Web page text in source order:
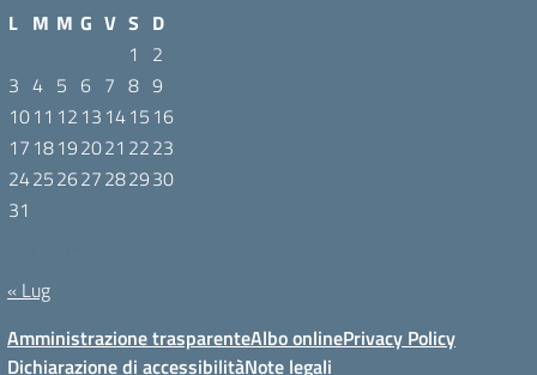
L M M G V S D
1
2
3 4 5 6 7 8 9
1011 12 13 1415 16
17 18192021 2223
24252627282930
31
« Lug
Amministrazione trasparenteAlbo onlinePrivacy Policy
Dichiarazione di accessibilitàNote legali